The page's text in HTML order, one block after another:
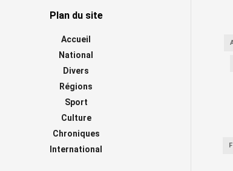
Plan du site
Accueil
National
Divers
Régions
Sport
Culture
Chroniques
International